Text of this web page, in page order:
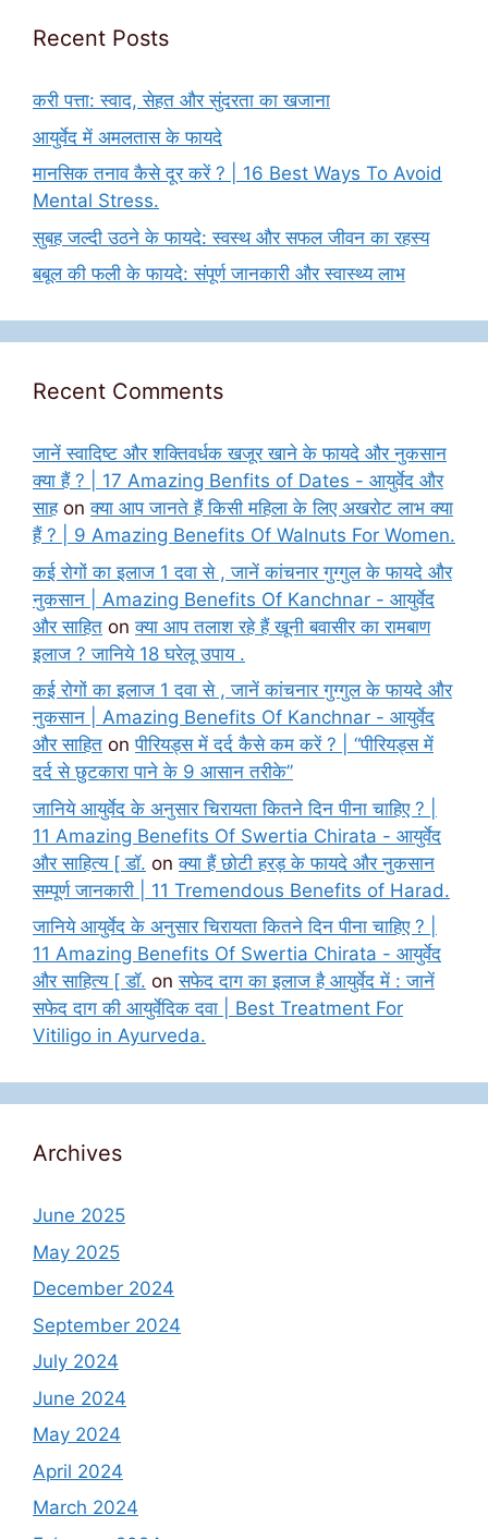
Recent Posts
करी पत्ता: स्वाद, सेहत और सुंदरता का खजाना
आयुर्वेद में अमलतास के फायदे
मानसिक तनाव कैसे दूर करें ? | 16 Best Ways To Avoid
Mental Stress.
सुबह जल्दी उठने के फायदे: स्वस्थ और सफल जीवन का रहस्य
बबूल की फली के फायदे: संपूर्ण जानकारी और स्वास्थ्य लाभ
Recent Comments
जानें स्वादिष्ट और शक्तिवर्धक खजूर खाने के फायदे और नुकसान
क्या हैं ? | 17 Amazing Benfits of Dates - आयुर्वेद और
साहonक्या आप जानते हैं किसी महिला के लिए अखरोट लाभ क्या
हैं ? | 9 Amazing Benefits Of Walnuts For Women.
कई रोगों का इलाज 1 दवा से , जानें कांचनार गुग्गुल के फायदे और
नुकसान | Amazing Benefits Of Kanchnar - आयुर्वेद
और साहित onक्या आप तलाश रहे हैं खूनी बवासीर का रामबाण
इलाज ? जानिये 18 घरेलू उपाय .
कई रोगों का इलाज 1 दवा से , जानें कांचनार गुग्गुल के फायदे और
नुकसान | Amazing Benefits Of Kanchnar - आयुर्वेद
और साहित onपीरियड्स में दर्द कैसे कम करें ? | “पीरियड्स में
दर्द से छुटकारा पाने के 9 आसान तरीके”
जानिये आयुर्वेद के अनुसार चिरायता कितने दिन पीना चाहिए ? |
11 Amazing Benefits Of Swertia Chirata - आयुर्वेद
और साहित्य [ डॉ. onक्या हैं छोटी हरड़ के फायदे और नुकसान
सम्पूर्ण जानकारी | 11 Tremendous Benefits of Harad.
जानिये आयुर्वेद के अनुसार चिरायता कितने दिन पीना चाहिए ? |
11 Amazing Benefits Of Swertia Chirata - आयुर्वेद
और साहित्य [ डॉ. onसफेद दाग का इलाज है आयुर्वेद में : जानें
सफेद दाग की आयुर्वेदिक दवा | Best Treatment For
Vitiligo in Ayurveda.
Archives
June 2025
May 2025
December 2024
September 2024
July 2024
June 2024
May 2024
April 2024
March 2024